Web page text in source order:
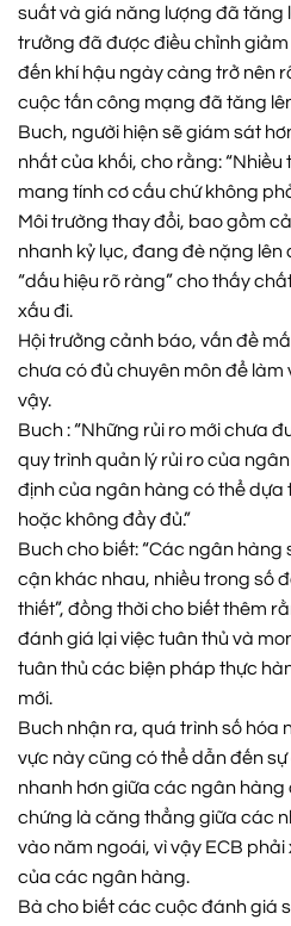
suất và giá năng lượng đã tăng
trưởng đã được điều chỉnh
đến khí hậu ngày càng trở nên
cuộc tấn công mạng đã tăng
Buch, người hiện sẽ giám sát
nhất của khối, cho rằng:
mang tính cơ cấu chứ không
Môi trường thay đổi, bao gồm
nhanh kỷ lục, đang đè nặng
“dấu hiệu rõ ràng” cho thấy
xấu đi.
Hội trưởng cảnh báo, vấn đề
chưa có đủ chuyên môn để làm
vậy.
Buch : “Những rủi ro mới chưa
quy trình quản lý rủi ro của
định của ngân hàng có thể dựa
hoặc không đầy đủ.”
Buch cho biết: “Các ngân hàng
cận khác nhau, nhiều trong số
thiết”, đồng thời cho biết thêm
đánh giá lại việc tuân thủ và
tuân thủ các biện pháp thực
mới.
Buch nhận ra, quá trình số hóa
vực này cũng có thể dẫn đến
nhanh hơn giữa các ngân
chứng là căng thẳng giữa các
vào năm ngoái, vì vậy ECB
của các ngân hàng.
Bà cho biết các cuộc đánh giá